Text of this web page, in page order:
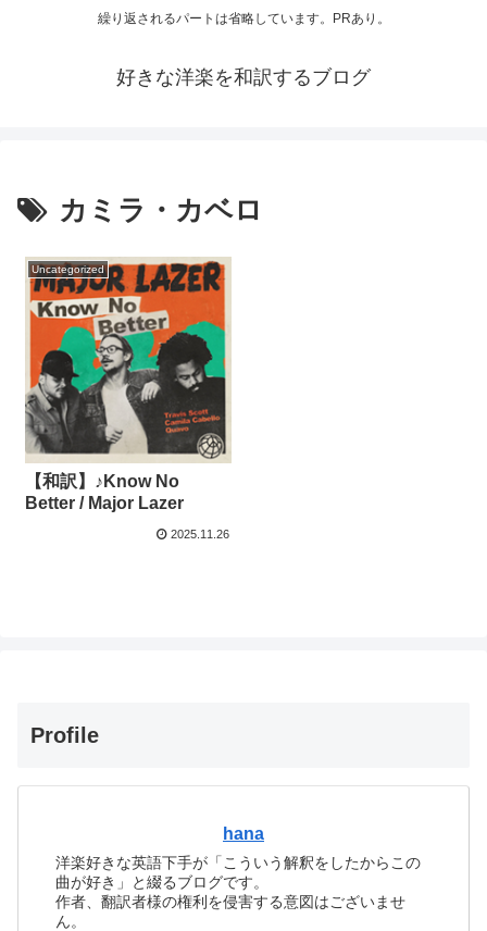
繰り返されるパートは省略しています。PRあり。
好きな洋楽を和訳するブログ
カミラ・カベロ
Uncategorized
【和訳】♪Know No
Better / Major Lazer
2025.11.26
Profile
hana
洋楽好きな英語下手が「こういう解釈をしたからこの
曲が好き」と綴るブログです。
作者、翻訳者様の権利を侵害する意図はございませ
ん。